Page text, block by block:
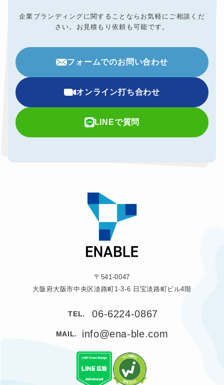
企業ブランディングに関することならお気軽にご相談くだ
さい。 お見積もり依頼も可能です。
フォームでのお問い合わせ
オンライン打ち合わせ
LINEで質問
〒541-0047
大阪府大阪市中央区淡路町1-3-6 日宝淡路町ビル4階
TEL. 06-6224-0867
MAIL. info@ena-ble.com